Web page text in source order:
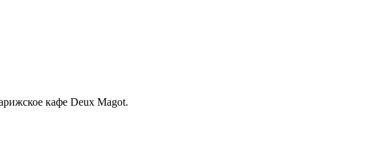
кафе Deux Magot.